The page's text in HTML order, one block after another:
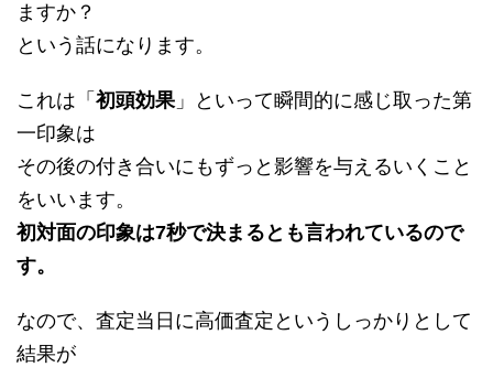
ますか？
という話になります。
これは「 初頭効果」といって瞬間的に感じ取った第
一印象は
その後の付き合いにもずっと影響を与えるいくこと
をいいます。
初対面の印象は7秒で決まるとも言われているので
す。
なので、査定当日に高価査定というしっかりとして
結果が